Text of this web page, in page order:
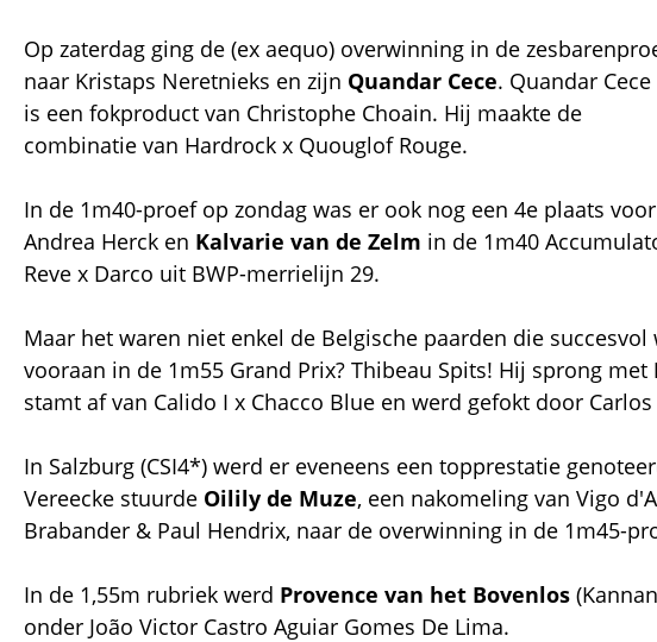
Op zaterdag ging de (ex aequo) overwinning in de
naar Kristaps Neretnieks en zijn Quandar Cece. Quandar Cece
is een fokproduct van Christophe Choain. Hij maakte de
combinatie van Hardrock x Quouglof Rouge.
In de 1m40-proef op zondag was er ook nog een 4e plaats voor
Andrea Herck en Kalvarie van de Zelm in de 1m40
Reve x Darco uit BWP-merrielijn 29.
Maar het waren niet enkel de Belgische paarden die
vooraan in de 1m55 Grand Prix? Thibeau Spits! Hij sprong met
stamt af van Calido I x Chacco Blue en werd gefokt door Carlos
In Salzburg (CSI4*) werd er eveneens een topprestatie
Vereecke stuurde Oilily de Muze, een nakomeling van Vigo
Brabander & Paul Hendrix, naar de overwinning in de 1m45-
In de 1,55m rubriek werd Provence van het Bovenlos
onder João Victor Castro Aguiar Gomes De Lima.